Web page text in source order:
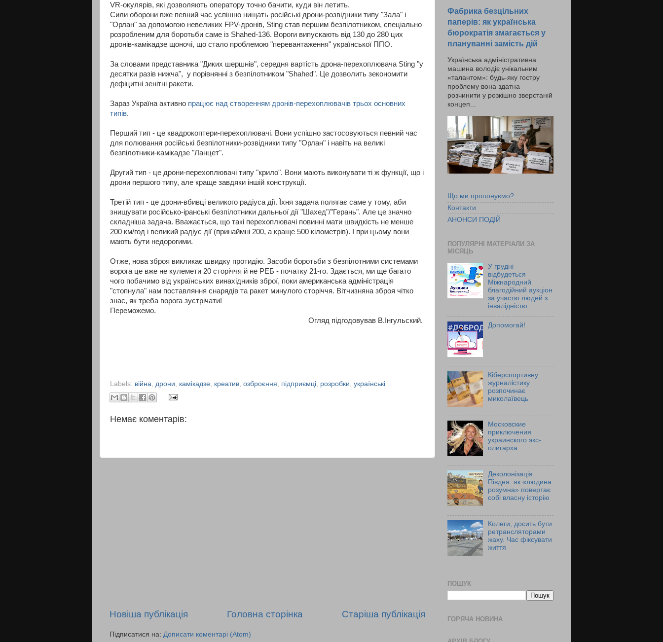
VR-окулярів, які дозволяють оператору точно бачити, куди він летить.
Сили оборони вже певний час успішно нищать російські дрони-розвідники типу "Зала" і
"Орлан" за допомогою невеликих FPV-дронів, Sting став першим безпілотником, спеціально
розробленим для боротьби саме із Shahed-136. Вороги випускають від 130 до 280 цих
дронів-камікадзе щоночі, що стало проблемою "перевантаження" української ППО.
За словами представника "Диких шершнів", середня вартість дрона-перехоплювача Sting "у
десятки разів нижча", у порівнянні з безпілотником "Shahed". Це дозволить зекономити
дефіцитні зенітні ракети.
Зараз Україна активно працює над створенням дронів-перехоплювачів трьох основних
типів.
Перший тип - це квадрокоптери-перехоплювачі. Вони успішно застосовуються певний час
для полювання російські безпілотники-розвідники типу "Орлан" і навіть на великі
безпілотники-камікадзе "Ланцет".
Другий тип - це дрони-перехоплювачі типу "крило". Вони мають виконувати ті ж функції, що і
дрони першого типу, але краще завдяки іншій конструкції.
Третій тип - це дрони-вбивці великого радіуса дії. Їхня задача полягає саме у тому, аби
знищувати російсько-іранські безпілотники дальньої дії "Шахед"/"Герань". Але це значно
складніша задача. Вважається, що такі перехоплювачі повинні мати швидкість не менше
200 км/год і великий радіус дії (принаймні 200, а краще 500 кілометрів). І при цьому вони
мають бути недорогими.
Отже, нова зброя викликає швидку протидію. Засоби боротьби з безпілотними системами
ворога це вже не кулемети 20 сторіччя й не РЕБ - початку 21-го. Здається, ми ще багато
чого побачимо від українських винахідників зброї, поки американська адміністрація
"стопнула" нам поставляння снарядів та ракет минулого сторіччя. Вітчизняна зброя чітко
знає, як треба ворога зустрічати!
Переможемо.
Огляд підгодовував В.Інгульский.
Labels: війна, дрони, камікадзе, креатив, озброєння, підприємці, розробки, українські
Немає коментарів:
Новіша публікація Старіша публікація
Головна сторінка
Підписатися на: Дописати коментарі (Atom)
Фабрика безцільних
паперів: як українська
бюрократія змагається у
плануванні замість дій
Українська адміністративна
машина володіє унікальним
«талантом»: будь-яку гостру
проблему вона здатна
розчинити у розкішно зверстаній
концеп...
Що ми пропонуємо?
Контакти
АНОНСИ ПОДІЙ
ПОПУЛЯРНІ МАТЕРІАЛИ ЗА
МІСЯЦЬ
У грудні
відбудеться
Міжнародний
благодійний аукціон
за участю людей з
інвалідністю
Допомогай!
Кіберспортивну
журналістику
розпочинає
миколаївець
Московские
приключения
украинского экс-
олигарха
Деколонізація
Півдня: як «людина
розумна» повертає
собі власну історію
Колеги, досить бути
ретрансляторами
жаху. Час фіксувати
життя
ПОШУК
ГОРЯЧА НОВИНА